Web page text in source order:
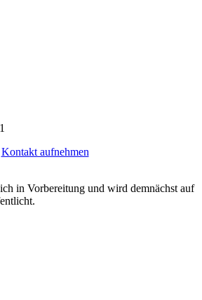
Kontakt aufnehmen
in Vorbereitung und wird demnächst auf